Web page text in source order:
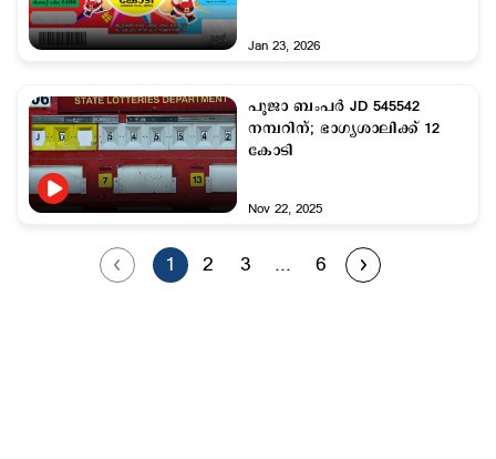
Jan 23, 2026
പൂജാ ബംപര്‍ JD 545542
നമ്പറിന്; ഭാഗ്യശാലിക്ക് 12
കോടി
Nov 22, 2025
1 2 3 ... 6